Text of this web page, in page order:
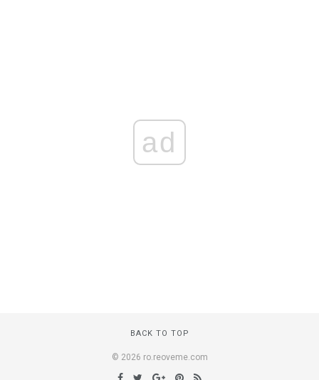
ad
BACK TO TOP
© 2026 ro.reoveme.com